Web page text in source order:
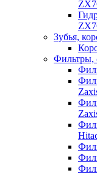
Зубья,
Фильтры,